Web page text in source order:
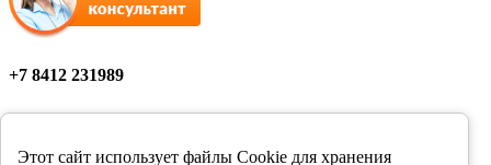
Этот сайт использует файлы Cookie для хранения
+7 8412 231989
Мы в соцсетях